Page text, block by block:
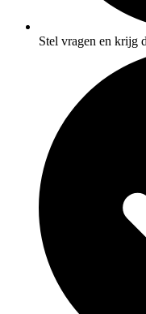
Stel vragen en krijg